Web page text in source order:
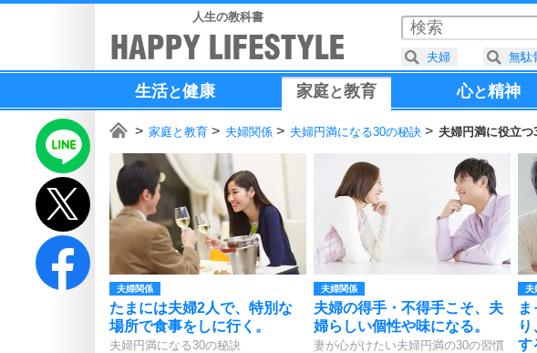
人生の教科書
生活と健康 家庭と教育 心と精神
家庭と教育 夫婦関係 夫婦円満になる30の秘訣 夫婦円満に役立つ
夫婦関係
たまには夫婦2人で、特別な
場所で食事をしに行く。
夫婦円満になる30の秘訣
夫婦関係
夫婦の得手・不得手こそ、夫
婦らしい個性や味になる。
妻が心がけたい夫婦円満の30の習慣
夫
す
夫婦 無駄